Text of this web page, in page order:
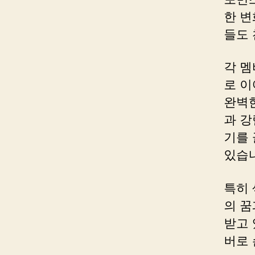
한
들도
각 멤
로
완벽
과
기를
있습
특히
의
받고
버로